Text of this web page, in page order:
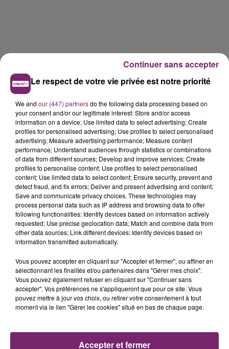
La Bulle - Guinguette éphémère
de Frelinghien !
éclipse solaire du 12 Août 2026
Le respect de votre vie privée est notre priorité
We and our (447) partnersdo the following data processing based on
your consent and/or our legitimate interest: Store and/or access
information on a device; Use limited data to select advertising; Create
profiles for personalised advertising; Use profiles to select personalised
advertising; Measure advertising performance; Measure content
performance; Understand audiences through statistics or combinations
of data from different sources; Develop and improve services; Create
profiles to personalise content; Use profiles to select personalised
content; Use limited data to select content; Ensure security, prevent and
detect fraud, and fix errors; Deliver and present advertising and content;
Save and communicate privacy choices. These technologies may
process personal data such as IP address and browsing data to offer
following functionalities: Identify devices based on information actively
requested; Use precise geolocation data; Match and combine data from
other data sources; Link different devices; Identify devices based on
information transmitted automatically.
Vous pouvez accepter en cliquant sur "Accepter et fermer", ou affiner en
sélectionnant les finalités et/ou partenaires dans "Gérer mes choix".
Vous pouvez également refuser en cliquant sur "Continuer sans
accepter". Vos préférences ne s'appliqueront que pour ce site. Vous
pouvez mettre à jour vos choix, ou retirer votre consentement à tout
moment via le lien "Gérer les cookies" situé en bas de chaque page.
Accepter et fermer
Continuer sans accepter